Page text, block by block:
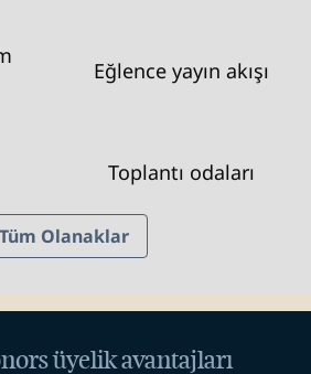
Eğlence yayın akışı
Toplantı odaları
Tüm Olanaklar
üyelik avantajları